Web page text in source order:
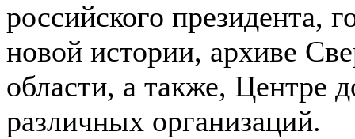
российского президента,
новой истории, архиве
области, а также, Центре
различных организаций.